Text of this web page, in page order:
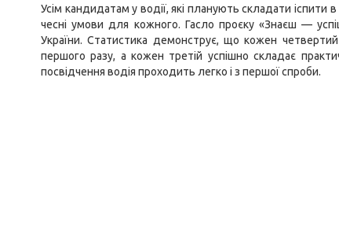
Усім кандидатам у водії, які планують складати
чесні умови для кожного. Гасло проєку «Знаєш —
України. Статистика демонструє, що кожен
першого разу, а кожен третій успішно складає
посвідчення водія проходить легко і з першої спроби.